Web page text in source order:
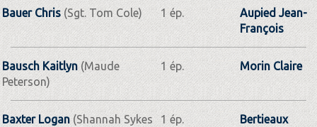
Bauer Chris (Sgt. Tom Cole) 1 ép.
Aupied Jean-
François
Bausch Kaitlyn(Maude
Peterson)
1 ép. Morin Claire
Baxter Logan (Shannah Sykes
1 ép.
Bertieaux